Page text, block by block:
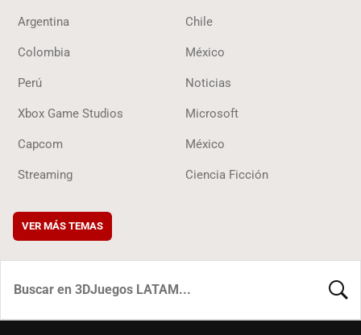
Argentina Chile
Colombia México
Perú Noticias
Xbox Game Studios Microsoft
Capcom México
Streaming Ciencia Ficción
VER MÁS TEMAS